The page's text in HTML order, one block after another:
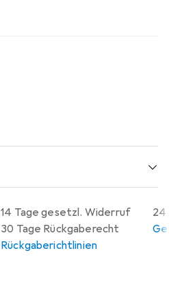
14 Tage gesetzl. Widerruf
30 Tage Rückgaberecht
Rückgaberichtlinien
24